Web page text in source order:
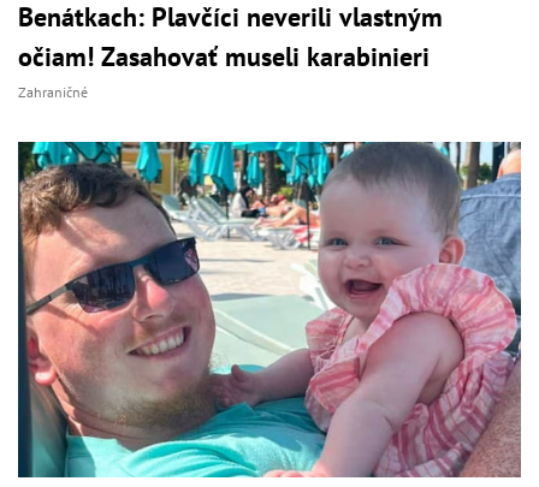
Benátkach: Plavčíci neverili vlastným
očiam! Zasahovať museli karabinieri
Zahraničné